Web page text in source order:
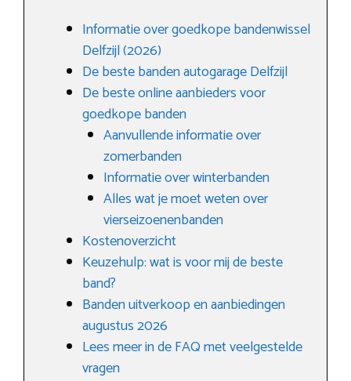
Informatie over goedkope bandenwissel
Delfzijl (2026)
De beste banden autogarage Delfzijl
De beste online aanbieders voor
goedkope banden
Aanvullende informatie over
zomerbanden
Informatie over winterbanden
Alles wat je moet weten over
vierseizoenenbanden
Kostenoverzicht
Keuzehulp: wat is voor mij de beste
band?
Banden uitverkoop en aanbiedingen
augustus 2026
Lees meer in de FAQ met veelgestelde
vragen